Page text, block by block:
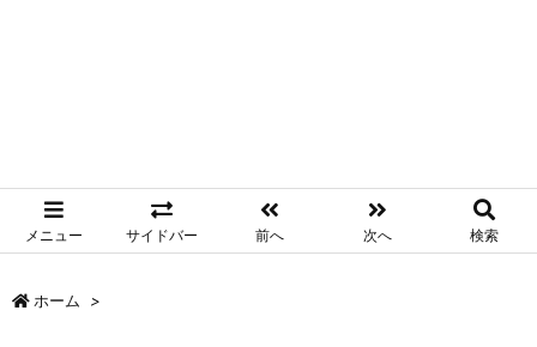
メニュー サイドバー 前へ 次へ 検索
ホーム >